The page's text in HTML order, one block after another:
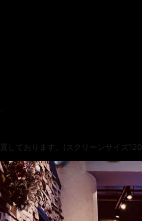
しております。(スクリーンサイズ